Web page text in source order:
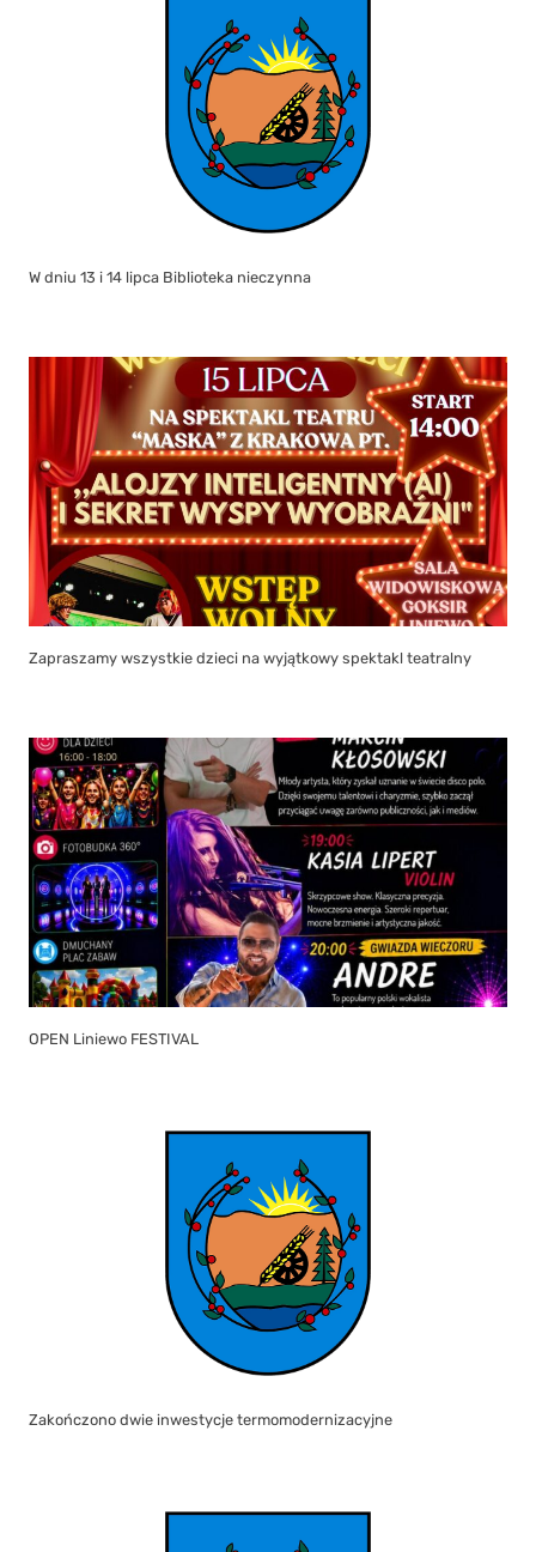
W dniu 13 i 14 lipca Biblioteka nieczynna
Zapraszamy wszystkie dzieci na wyjątkowy spektakl teatralny
OPEN Liniewo FESTIVAL
Zakończono dwie inwestycje termomodernizacyjne